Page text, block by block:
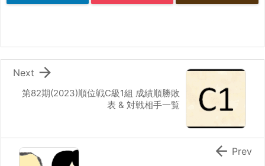
第82期(2023)順位戦C級1組 成績順勝敗
表 & 対戦相手一覧

Next
 Prev